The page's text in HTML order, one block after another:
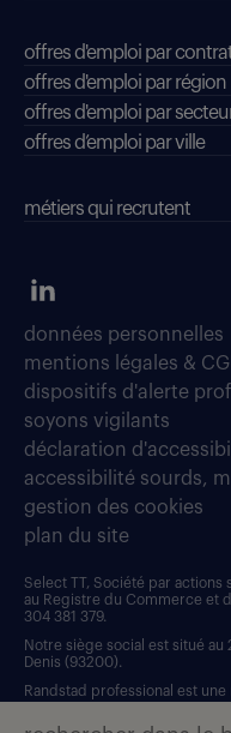
offres d'emploi par
offres d'emploi par région
offres d'emploi par
offres d’emploi par ville
métiers qui recrutent
données personnelles
mentions légales &
dispositifs d'alerte
soyons vigilants
déclaration
accessibilité sourds,
gestion des cookies
plan du site
Select TT, Société par
au Registre du Commerce et
304 381 379.
Notre siège social est situé au
Denis (93200).
Randstad professional est